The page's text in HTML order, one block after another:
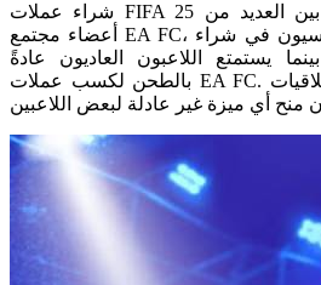
شراء عملات FIFA 25 هو موضوع نقاش ساخن بين العديد من
أعضاء مجتمع EA FC، حيث يرغب اللاعبون التنافسيون في شراء
يستمتع اللاعبون العاديون عادةً
بالطحن لكسب عملات EA FC. ستدور النقاشات حول الأخلاقيات